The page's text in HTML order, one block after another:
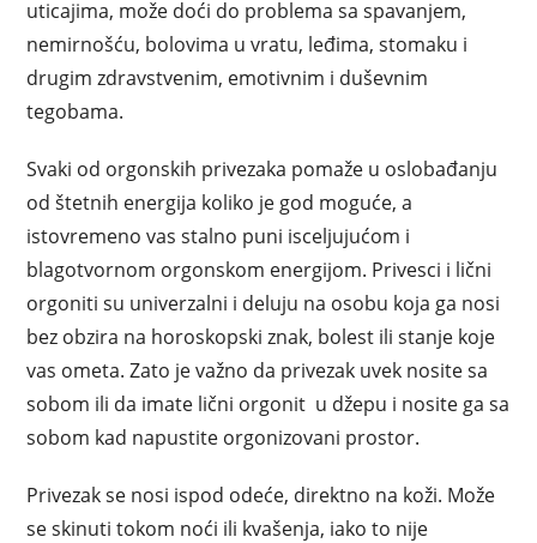
uticajima, može doći do problema sa spavanjem,
nemirnošću, bolovima u vratu, leđima, stomaku i
drugim zdravstvenim, emotivnim i duševnim
tegobama.
Svaki od orgonskih privezaka pomaže u oslobađanju
od štetnih energija koliko je god moguće, a
istovremeno vas stalno puni isceljujućom i
blagotvornom orgonskom energijom. Privesci i lični
orgoniti su univerzalni i deluju na osobu koja ga nosi
bez obzira na horoskopski znak, bolest ili stanje koje
vas ometa. Zato je važno da privezak uvek nosite sa
sobom ili da imate lični orgonit u džepu i nosite ga sa
sobom kad napustite orgonizovani prostor.
Privezak se nosi ispod odeće, direktno na koži. Može
se skinuti tokom noći ili kvašenja, iako to nije